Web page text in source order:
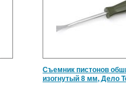
Съемник пистонов
изогнутый 8 мм, Дело